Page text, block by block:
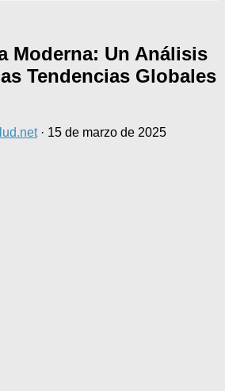
Moderna: Un Análisis
Tendencias Globales
· 15 de marzo de 2025